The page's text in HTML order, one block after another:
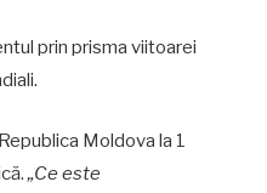
prin prisma viitoarei
Moldova la 1
.„Ce este